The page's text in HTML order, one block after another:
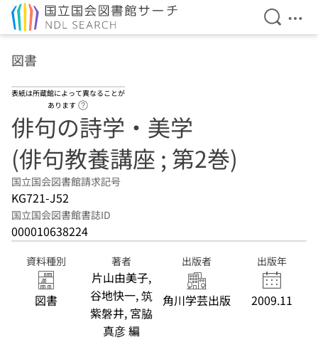
検索を
メ
図書
表紙は所蔵館によって異なることが
あります
俳句の詩学・美学
(俳句教養講座 ; 第2巻)
国立国会図書館請求記号
KG721-J52
国立国会図書館書誌ID
000010638224
資料種別
図書
著者
片山由美子,
谷地快一, 筑
紫磐井, 宮脇
真彦 編
出版者
角川学芸出版
出版年
2009.11